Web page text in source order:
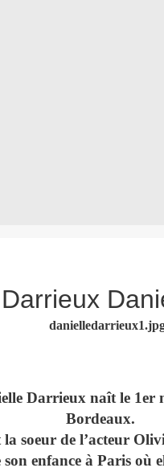
Darrieux
Darrieux naît le 1er
Bordeaux.
la soeur de l’acteur
son enfance à Paris où